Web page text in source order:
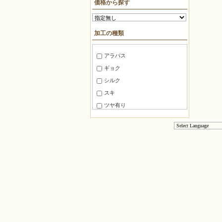
10mm～15mm
15mm～20mm
20mm～30mm
30mm～40mm
40mm～50mm
50mm～60mm
60mm～80mm
80mm 以上
ＢＦパック約7g
糸通しビーズ約75cm
糸通しビーズ約1m
糸通しビーズ約5m
糸通しビーズ約10m
マルケース約3g
角ケース約20g
価格から探す
加工の種類
アラバス
ギョク
シルク
スキ
ツヤ有り
ツヤ消し